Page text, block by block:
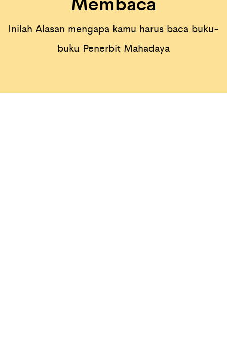
Inilah Alasan mengapa kamu harus baca buku-
buku Penerbit Mahadaya